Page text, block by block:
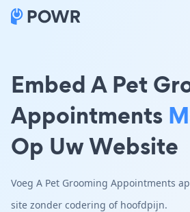
Embed A Pet
Appointments
Op Uw Website
Voeg A Pet Grooming Appointments
site zonder codering of hoofdpijn.